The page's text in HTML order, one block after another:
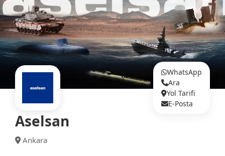
WhatsApp
Ara
Yol Tarifi
E-Posta
Aselsan
Ankara